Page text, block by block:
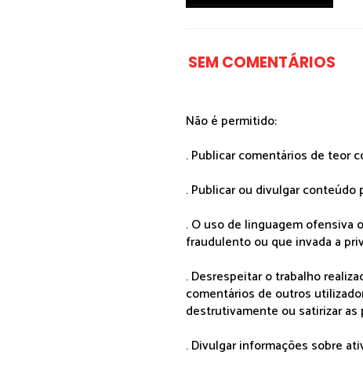
SEM COMENTÁRIOS
Não é permitido:
. Publicar comentários de teor
. Publicar ou divulgar conteúdo
. O uso de linguagem ofensiva
fraudulento ou que invada a
. Desrespeitar o trabalho
comentários de outros
destrutivamente ou satirizar as
. Divulgar informações sobre